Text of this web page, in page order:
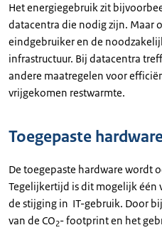
Het energiegebruik zit
datacentra die nodig zijn. Maar
eindgebruiker en de
infrastructuur. Bij datacentra
andere maatregelen voor
vrijgekomen restwarmte.
Toegepaste
De toegepaste hardware wordt
Tegelijkertijd is dit mogelijk één
de stijging in IT-gebruik. Door
van de CO2- footprint en het